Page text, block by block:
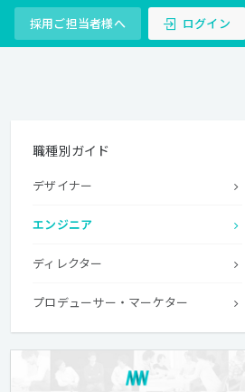
採用ご担当者様へ ログイン
職種別ガイド
デザイナー
エンジニア
ディレクター
プロデューサー・マーケター